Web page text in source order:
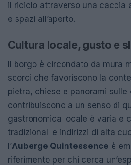
il riciclo attraverso una caccia
e spazi all’aperto.
Cultura locale, gusto e
Il borgo è circondato da mura
scorci che favoriscono la
pietra, chiese e panorami sulle
contribuiscono a un senso di
gastronomica locale è varia e
tradizionali e indirizzi di alta
l’Auberge Quintessence è
riferimento per chi cerca